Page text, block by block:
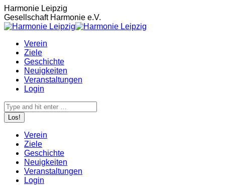
Zum
Inhalt
springen
Harmonie Leipzig
Gesellschaft Harmonie e.V.
Verein
Ziele
Geschichte
Neuigkeiten
Veranstaltungen
Login
Search:
Verein
Ziele
Geschichte
Neuigkeiten
Veranstaltungen
Login